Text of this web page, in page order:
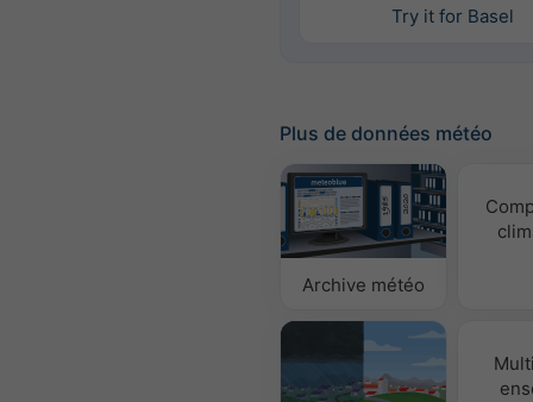
Try it for Basel
Plus de données météo
Archive météo